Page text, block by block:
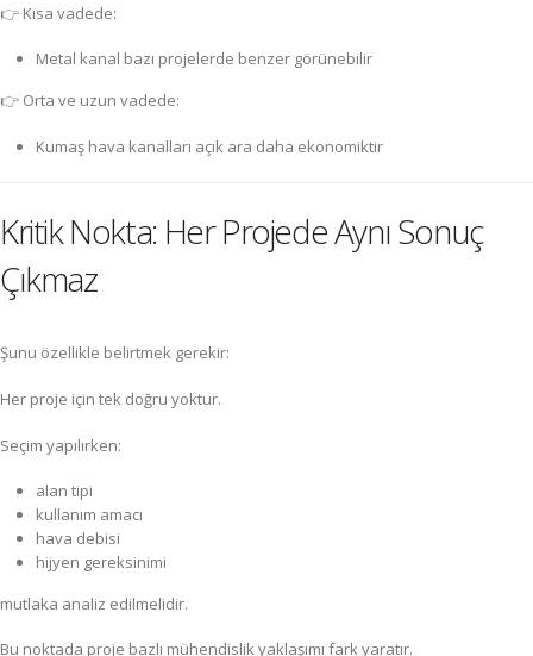
👉 Kısa vadede:
Metal kanal bazı projelerde benzer görünebilir
👉 Orta ve uzun vadede:
Kumaş hava kanalları açık ara daha ekonomiktir
Kritik Nokta: Her Projede Aynı Sonuç
Çıkmaz
Şunu özellikle belirtmek gerekir:
Her proje için tek doğru yoktur.
Seçim yapılırken:
alan tipi
kullanım amacı
hava debisi
hijyen gereksinimi
mutlaka analiz edilmelidir.
Bu noktada proje bazlı mühendislik yaklaşımı fark yaratır.